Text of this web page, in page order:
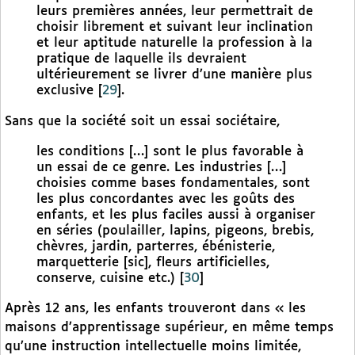
leurs premières années, leur permettrait de
choisir librement et suivant leur inclination
et leur aptitude naturelle la profession à la
pratique de laquelle ils devraient
ultérieurement se livrer d’une manière plus
exclusive
29 .
Sans que la société soit un essai sociétaire,
les conditions […] sont le plus favorable à
un essai de ce genre. Les industries […]
choisies comme bases fondamentales, sont
les plus concordantes avec les goûts des
enfants, et les plus faciles aussi à organiser
en séries (poulailler, lapins, pigeons, brebis,
chèvres, jardin, parterres, ébénisterie,
marquetterie [sic], fleurs artificielles,
conserve, cuisine etc.)
30
Après 12 ans, les enfants trouveront dans « les
maisons d’apprentissage supérieur, en même temps
qu’une instruction intellectuelle moins limitée,